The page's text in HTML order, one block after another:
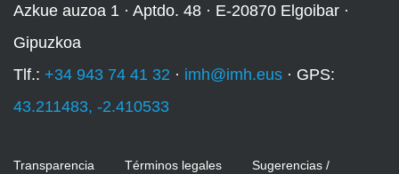
Azkue auzoa 1 · Aptdo. 48 · E-20870 Elgoibar ·
Gipuzkoa
Tlf.: +34 943 74 41 32 · imh@imh.eus · GPS:
43.211483, -2.410533
Transparencia Términos legales
Sugerencias /